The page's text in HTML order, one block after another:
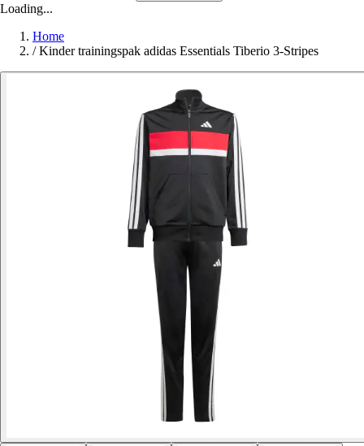
Loading...
Home
/ Kinder trainingspak adidas Essentials Tiberio 3-Stripes